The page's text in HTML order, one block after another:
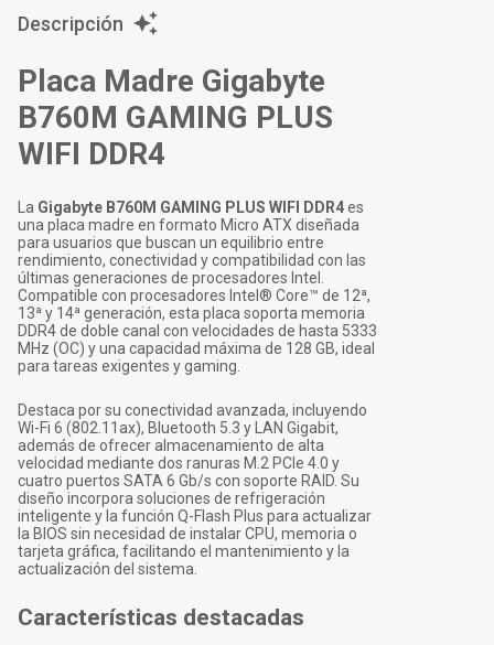
Descripción
Placa Madre Gigabyte
B760M GAMING PLUS
WIFI DDR4
La Gigabyte B760M GAMING PLUS WIFI DDR4es
una placa madre en formato Micro ATX diseñada
para usuarios que buscan un equilibrio entre
rendimiento, conectividad y compatibilidad con las
últimas generaciones de procesadores Intel.
Compatible con procesadores Intel® Core™ de 12ª,
13ª y 14ª generación, esta placa soporta memoria
DDR4 de doble canal con velocidades de hasta 5333
MHz (OC) y una capacidad máxima de 128 GB, ideal
para tareas exigentes y gaming.
Destaca por su conectividad avanzada, incluyendo
Wi-Fi 6 (802.11ax), Bluetooth 5.3 y LAN Gigabit,
además de ofrecer almacenamiento de alta
velocidad mediante dos ranuras M.2 PCIe 4.0 y
cuatro puertos SATA 6 Gb/s con soporte RAID. Su
diseño incorpora soluciones de refrigeración
inteligente y la función Q-Flash Plus para actualizar
la BIOS sin necesidad de instalar CPU, memoria o
tarjeta gráfica, facilitando el mantenimiento y la
actualización del sistema.
Características destacadas